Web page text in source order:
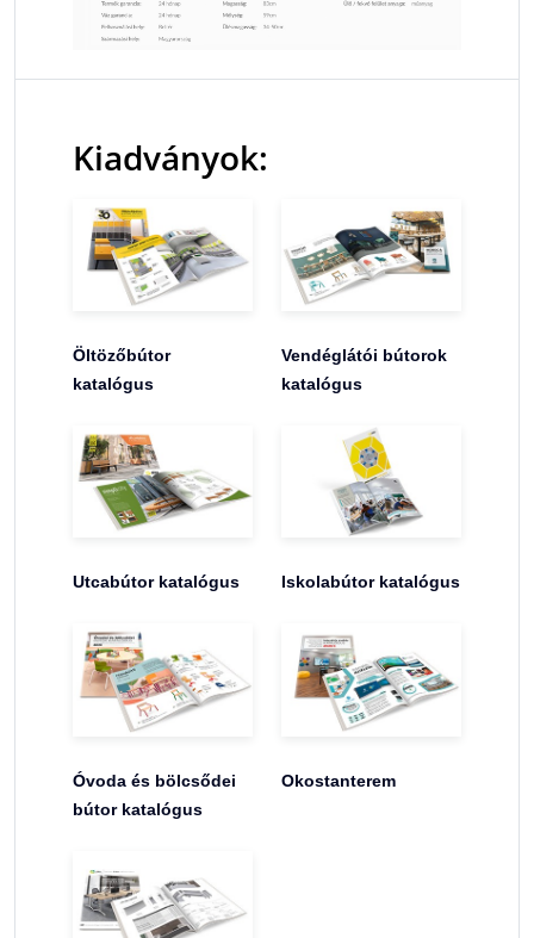
Kiadványok:
Öltözőbútor
katalógus
Vendéglátói bútorok
katalógus
Utcabútor katalógus Iskolabútor katalógus
Óvoda és bölcsődei
bútor katalógus
Okostanterem